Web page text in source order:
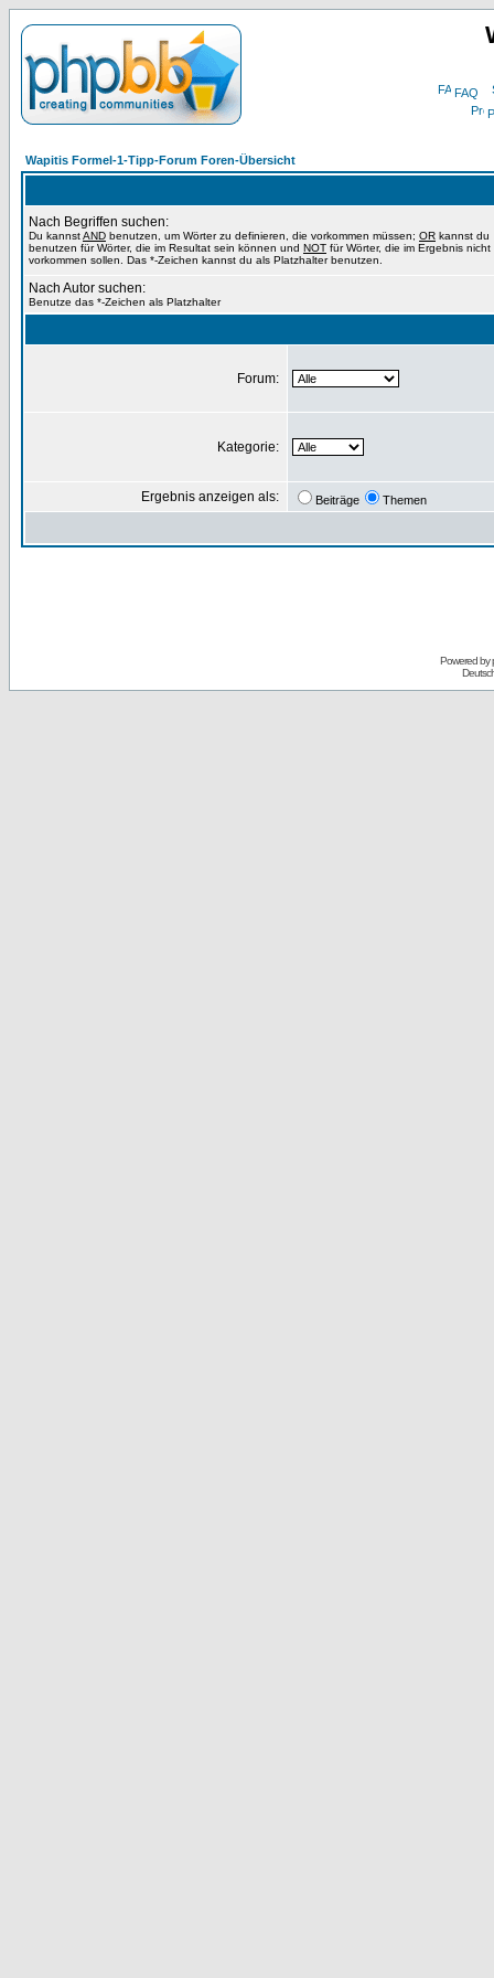
FAQ
Wapitis Formel-1-Tipp-Forum Foren-Übersicht
Nach Begriffen suchen:
Du kannstAND benutzen, um Wörter zu definieren, die vorkommen müssen; OR kannst du
benutzen für Wörter, die im Resultat sein können und NOT für Wörter, die im Ergebnis nicht
vorkommen sollen. Das *-Zeichen kannst du als Platzhalter benutzen.
Nach Autor suchen:
Benutze das *-Zeichen als Platzhalter
Forum:
Kategorie:
Ergebnis anzeigen als: Beiträge Themen
Powered by